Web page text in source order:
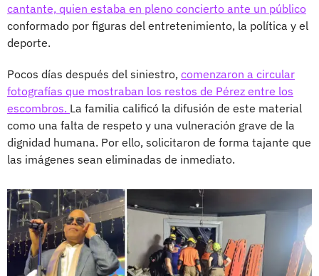
cantante, quien estaba en pleno concierto ante un público
conformado por figuras del entretenimiento, la política y el
deporte.
Pocos días después del siniestro, comenzaron a circular
fotografías que mostraban los restos de Pérez entre los
escombros. La familia calificó la difusión de este material
como una falta de respeto y una vulneración grave de la
dignidad humana. Por ello, solicitaron de forma tajante que
las imágenes sean eliminadas de inmediato.